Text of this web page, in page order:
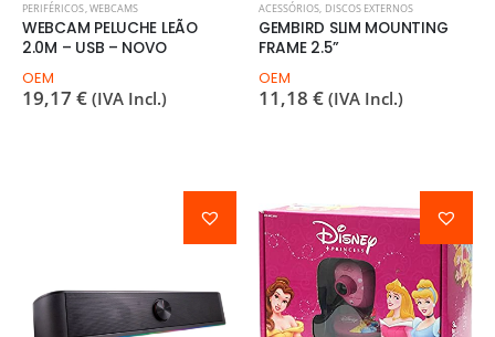
PERIFÉRICOS,WEBCAMS
WEBCAM PELUCHE LEÃO
2.0M – USB – NOVO
OEM
19,17 € (IVA Incl.)
ACESSÓRIOS, DISCOS EXTERNOS
GEMBIRD SLIM MOUNTING
FRAME 2.5”
OEM
11,18 € (IVA Incl.)